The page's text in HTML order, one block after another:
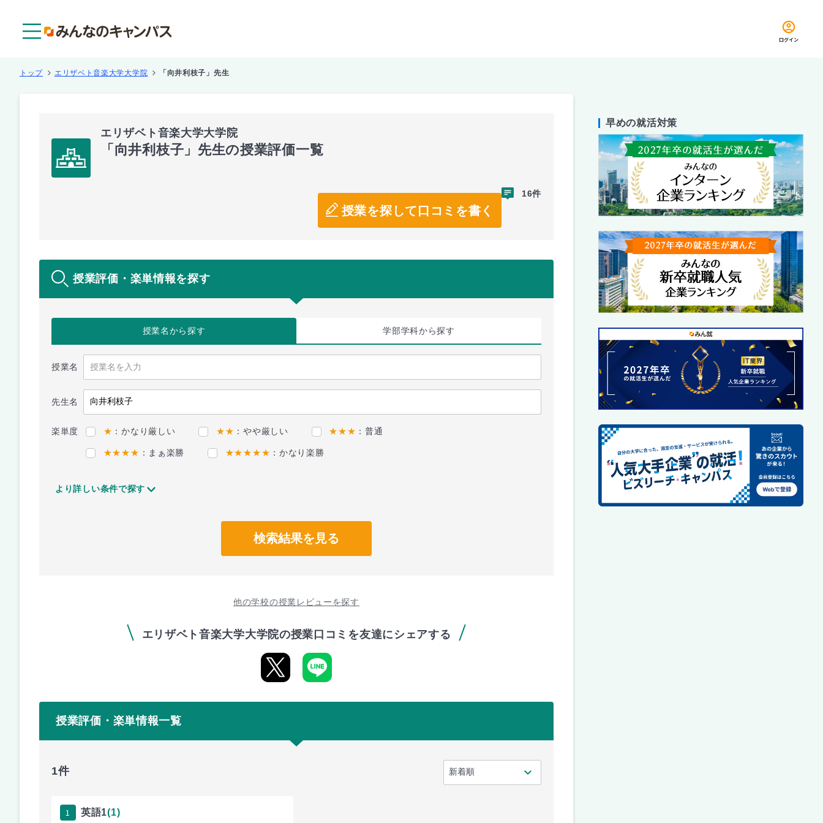
ログイン
トップ エリザベト音楽大学大学院 「向井利枝子」先生
エリザベト音楽大学大学院
「向井利枝子」先生の授業評価一覧
授業を探して口コミを書く
16件
授業評価・楽単情報を探す
授業名から探す 学部学科から探す
授業名
先生名
楽単度 ★ ：かなり厳しい ★★ ：やや厳しい ★★★ ：普通
★★★★ ：まぁ楽勝 ★★★★★ ：かなり楽勝
より詳しい条件で探す
検索結果を見る
他の学校の授業レビューを探す
エリザベト音楽大学大学院の授業口コミを友達にシェアする
授業評価・楽単情報一覧
1件
1 英語1(1)
早めの就活対策